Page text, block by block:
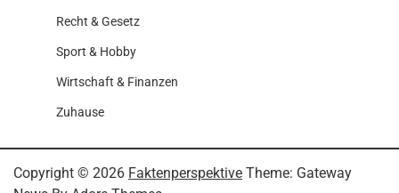
Recht & Gesetz
Sport & Hobby
Wirtschaft & Finanzen
Zuhause
Copyright © 2026 Faktenperspektive Theme: Gateway